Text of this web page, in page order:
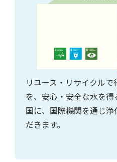
リユース・リサイクル
を、安心・安全な水を
国に、国際機関を通じ
だきます。